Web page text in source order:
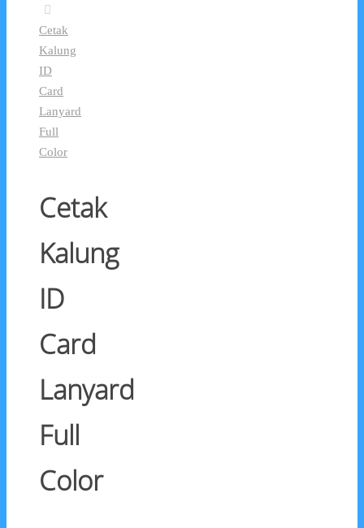
Cetak
Kalung
ID
Card
Lanyard
Full
Color
Cetak
Kalung
ID
Card
Lanyard
Full
Color